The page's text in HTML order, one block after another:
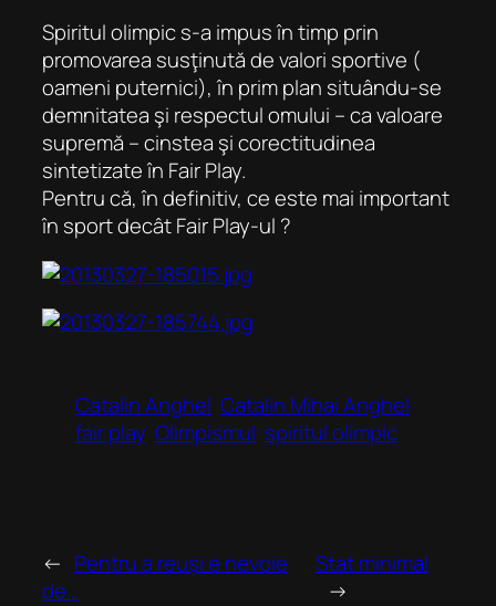
Spiritul olimpic s-a impus în timp prin
promovarea susţinută de valori sportive (
oameni puternici), în prim plan situându-se
demnitatea şi respectul omului – ca valoare
supremă – cinstea şi corectitudinea
sintetizate în Fair Play.
Pentru că, în definitiv, ce este mai important
în sport decât Fair Play-ul ?
Catalin Anghel Catalin Mihai Anghel
fair play Olimpismul spiritul olimpic
← Pentru a reuși e nevoie
de…
Stat minimal
→